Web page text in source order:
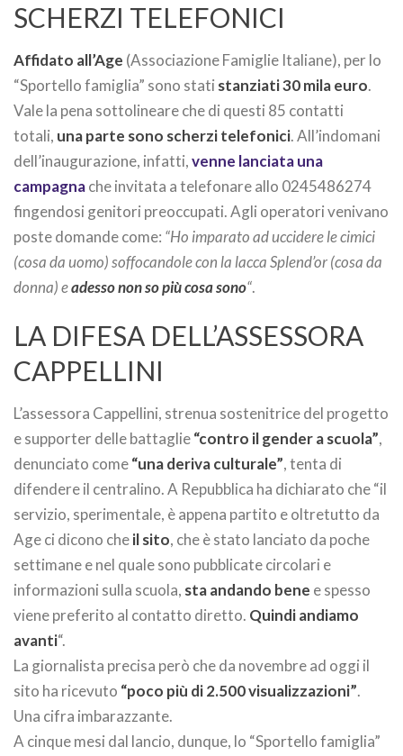
SCHERZI TELEFONICI
Affidato all’Age (Associazione Famiglie Italiane), per lo
“Sportello famiglia” sono stati stanziati 30 mila euro.
Vale la pena sottolineare che di questi 85 contatti
totali, una parte sono scherzi telefonici. All’indomani
dell’inaugurazione, infatti,venne lanciata una
campagnache invitata a telefonare allo 0245486274
fingendosi genitori preoccupati. Agli operatori venivano
poste domande come: “Ho imparato ad uccidere le cimici
(cosa da uomo) soffocandole con la lacca Splend’or (cosa da
donna) eadesso non so più cosa sono“.
LA DIFESA DELL’ASSESSORA
CAPPELLINI
L’assessora Cappellini, strenua sostenitrice del progetto
e supporter delle battaglie“contro il gender a scuola”,
denunciato come“una deriva culturale”, tenta di
difendere il centralino. A Repubblica ha dichiarato che “il
servizio, sperimentale, è appena partito e oltretutto da
Age ci dicono cheil sito, che è stato lanciato da poche
settimane e nel quale sono pubblicate circolari e
informazioni sulla scuola, sta andando bene e spesso
viene preferito al contatto diretto. Quindi andiamo
avanti“.
La giornalista precisa però che da novembre ad oggi il
sito ha ricevuto “poco più di 2.500 visualizzazioni”.
Una cifra imbarazzante.
A cinque mesi dal lancio, dunque, lo “Sportello famiglia”